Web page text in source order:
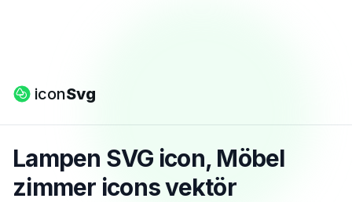
iconSvg
Lampen SVG icon, Möbel
zimmer icons vektör